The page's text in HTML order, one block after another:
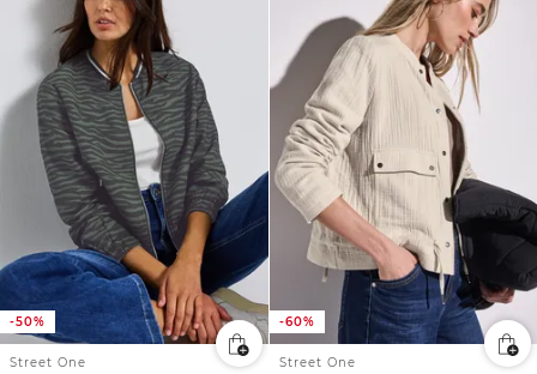
-50%
Street One
-60%
Street One